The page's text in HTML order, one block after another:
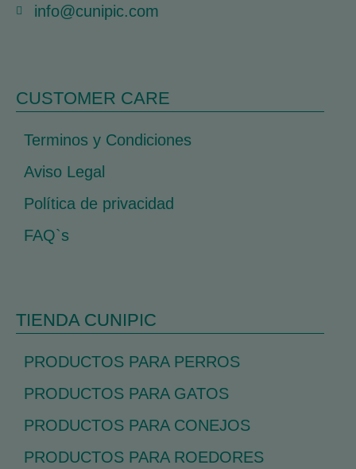
info@cunipic.com
CUSTOMER CARE
Terminos y Condiciones
Aviso Legal
Política de privacidad
FAQ`s
TIENDA CUNIPIC
PRODUCTOS PARA PERROS
PRODUCTOS PARA GATOS
PRODUCTOS PARA CONEJOS
PRODUCTOS PARA ROEDORES